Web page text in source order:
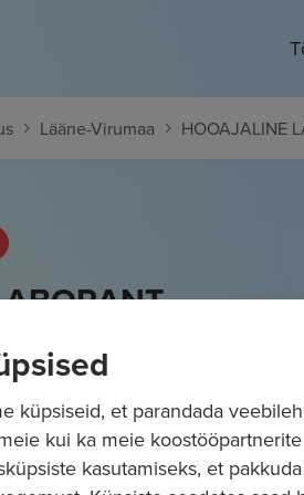
Lääne-Virumaa HOOAJALINE
küpsiseid, et parandada
kui ka meie
kasutamiseks, et